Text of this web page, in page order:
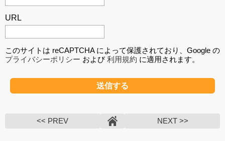
URL
このサイトは reCAPTCHA によって保護されており、Google の
プライバシーポリシー および利用規約 に適用されます。
<< PREV NEXT >>